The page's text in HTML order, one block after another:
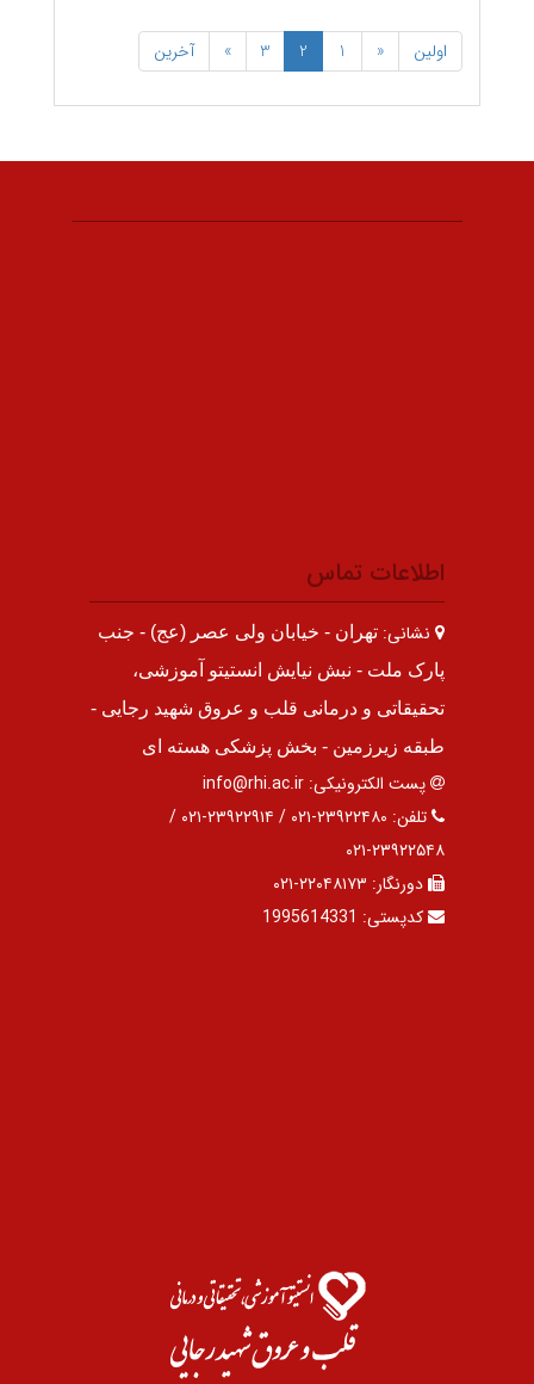
اولین «
1
2
3
» آخرین
اطلاعات تماس
نشانی: تهران - خیابان ولی عصر (عج) - جنب
پارک ملت - نبش نیایش انستیتو آموزشی،
تحقیقاتی و درمانی قلب و عروق شهید رجایی -
طبقه زیرزمین - بخش پزشکی هسته ای
پست الکترونیکی: info@rhi.ac.ir
تلفن:
۲۳۹۲۲۴۸۰-۰۲۱ / ۲۳۹۲۲۹۱۴-۰۲۱ /
۲۳۹۲۲۵۴۸-۰۲۱
دورنگار: ۲۲۰۴۸۱۷۳-۰۲۱
کدپستی: 1995614331